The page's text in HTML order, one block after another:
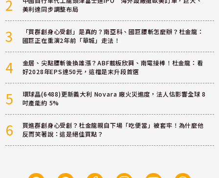
2
美利達同步調整布局
3
「買群創身心受創」是真的？南亞科、國巨腰斬怎麼辦？杜金龍：
國巨正在重演2年前「華城」走法！
4
金居、尖點腰斬後換誰漲？ABF載板欣興、南電接棒！杜金龍：看
好2028年EPS達50元，這檔是末升段首選
5
環球晶(6488)更新義大利 Novara 廠火災進度，法人估影響全球 8
吋產能約 5%
6
買進群創身心受創？杜金龍親自下場「吃便當」被套牢！為什麼他
反而笑著說：這是絕佳買點？